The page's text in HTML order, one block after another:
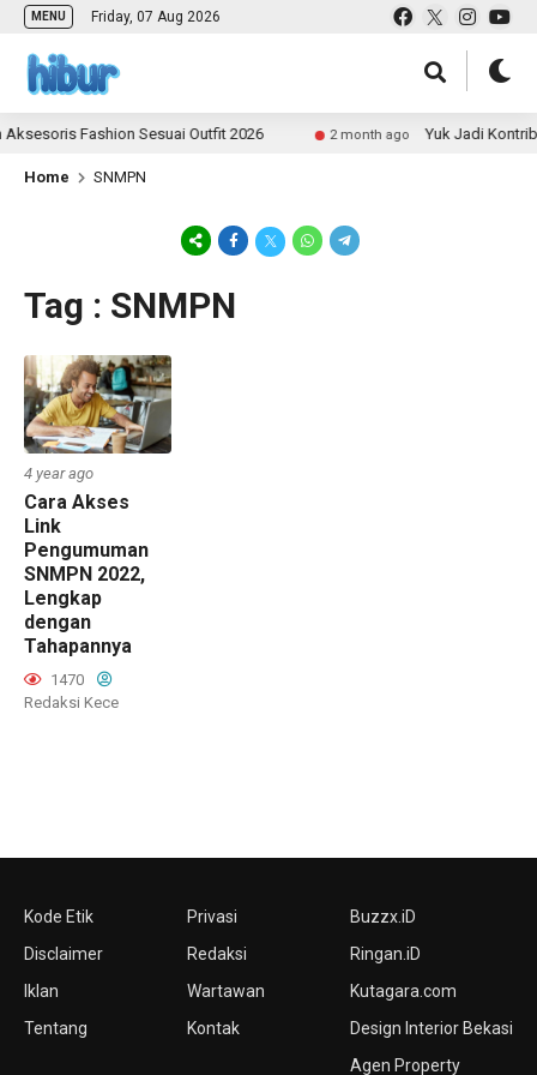
MENU Friday, 07 Aug 2026
Fashion Sesuai Outfit 2026 2 month ago Yuk Jadi
Home SNMPN
Tag : SNMPN
4 year ago
Cara Akses
Link
Pengumuman
SNMPN 2022,
Lengkap
dengan
Tahapannya
1470
Redaksi Kece
Kode Etik
Disclaimer
Iklan
Tentang
Privasi
Redaksi
Wartawan
Kontak
Buzzx.iD
Ringan.iD
Kutagara.com
Design Interior Bekasi
Agen Property